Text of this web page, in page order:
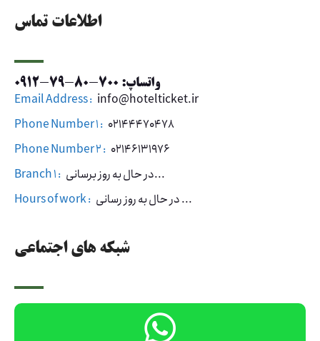
شبکه های اجتماعی
اطلاعات تماس
واتساپ: 700-80-79-0912
Email Address : info@hotelticket.ir
Phone Number 1 : 02144470478
Phone Number 2 : 02146131976
Branch 1 :
در حال به روز برسانی...
Hours of work :
در حال به روز رسانی ...